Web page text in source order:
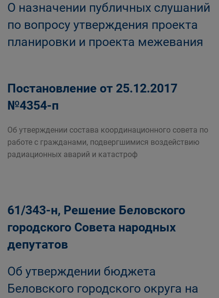
О назначении публичных слушаний
по вопросу утверждения проекта
планировки и проекта межевания
Постановление от 25.12.2017
№4354-п
Об утверждении состава координационного совета по
работе с гражданами, подвергшимися воздействию
радиационных аварий и катастроф
61/343-н, Решение Беловского
городского Совета народных
депутатов
Об утверждении бюджета
Беловского городского округа на